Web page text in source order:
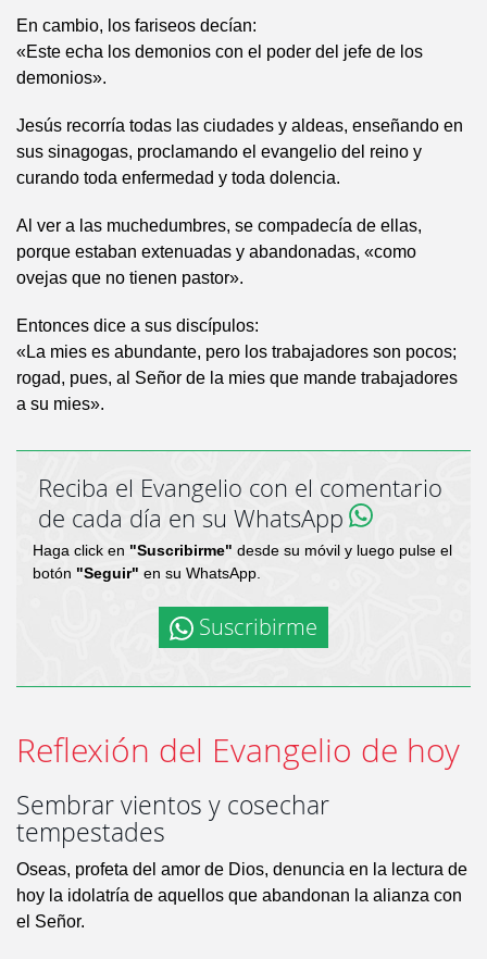
En cambio, los fariseos decían:
«Este echa los demonios con el poder del jefe de los
demonios».
Jesús recorría todas las ciudades y aldeas, enseñando en
sus sinagogas, proclamando el evangelio del reino y
curando toda enfermedad y toda dolencia.
Al ver a las muchedumbres, se compadecía de ellas,
porque estaban extenuadas y abandonadas, «como
ovejas que no tienen pastor».
Entonces dice a sus discípulos:
«La mies es abundante, pero los trabajadores son pocos;
rogad, pues, al Señor de la mies que mande trabajadores
a su mies».
Reciba el Evangelio con el comentario
de cada día en su WhatsApp
Haga click en "Suscribirme" desde su móvil y luego pulse el
botón "Seguir" en su WhatsApp.
Suscribirme
Reflexión del Evangelio de hoy
Sembrar vientos y cosechar
tempestades
Oseas, profeta del amor de Dios, denuncia en la lectura de
hoy la idolatría de aquellos que abandonan la alianza con
el Señor.